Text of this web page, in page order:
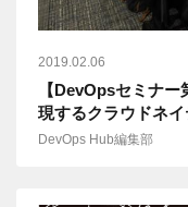
2019.02.06
【DevOpsセミナ
現するクラウドネ
DevOps Hub編集部